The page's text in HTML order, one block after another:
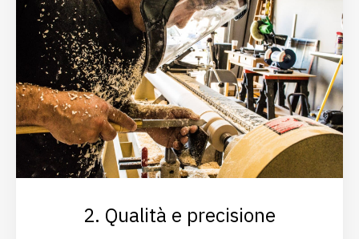
2. Qualità e precisione